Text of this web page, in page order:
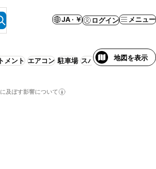
JA · ￥ ログイン メニュー
メント エアコン 駐車場 スパ 事前払い不要
地図を表示
及ぼす影響について
追加